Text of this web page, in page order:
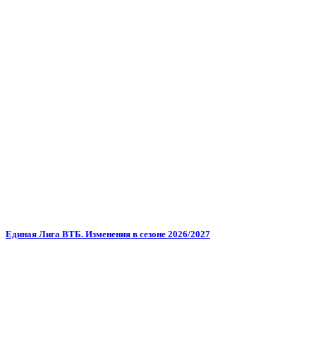
Единая Лига ВТБ. Изменения в сезоне 2026/2027